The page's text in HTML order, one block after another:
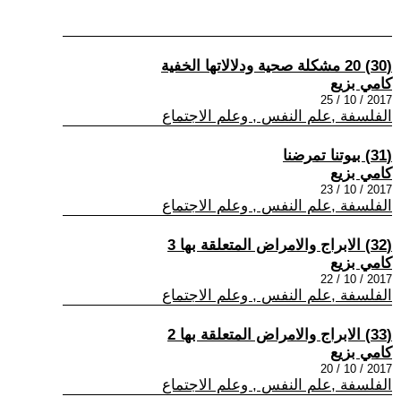
(30) 20 مشكلة صحية ودلالاتها الخفية
كامي بزيع
2017 / 10 / 25
الفلسفة ,علم النفس , وعلم الاجتماع
(31) بيوتنا تمرضنا
كامي بزيع
2017 / 10 / 23
الفلسفة ,علم النفس , وعلم الاجتماع
(32) الابراج والامراض المتعلقة بها 3
كامي بزيع
2017 / 10 / 22
الفلسفة ,علم النفس , وعلم الاجتماع
(33) الابراج والامراض المتعلقة بها 2
كامي بزيع
2017 / 10 / 20
الفلسفة ,علم النفس , وعلم الاجتماع